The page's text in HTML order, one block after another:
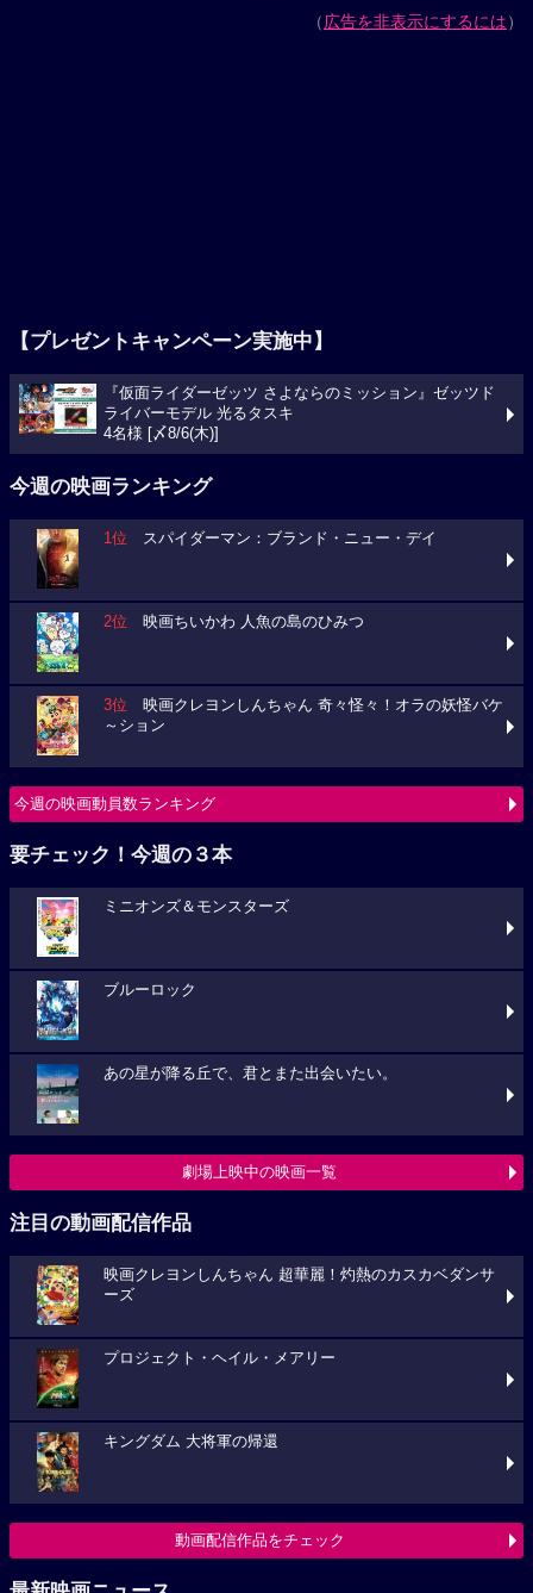
（広告を非表示にするには）
【プレゼントキャンペーン実施中】
『仮面ライダーゼッツ さよならのミッション』ゼッツド
ライバーモデル 光るタスキ
4名様 [〆8/6(木)]
今週の映画ランキング
1位 スパイダーマン：ブランド・ニュー・デイ
2位 映画ちいかわ 人魚の島のひみつ
3位 映画クレヨンしんちゃん 奇々怪々！オラの妖怪バケ
～ション
今週の映画動員数ランキング
要チェック！今週の３本
ミニオンズ＆モンスターズ
ブルーロック
あの星が降る丘で、君とまた出会いたい。
劇場上映中の映画一覧
注目の動画配信作品
映画クレヨンしんちゃん 超華麗！灼熱のカスカベダンサ
ーズ
プロジェクト・ヘイル・メアリー
キングダム 大将軍の帰還
動画配信作品をチェック